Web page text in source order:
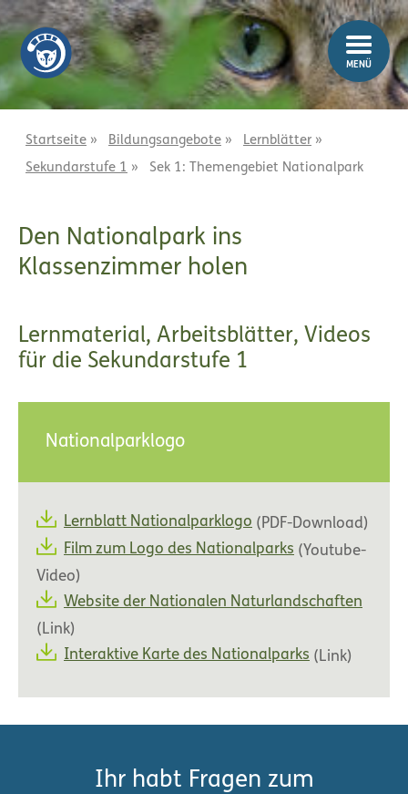
u
I
n
u
H
a
MENÜ
Startseite » Bildungsangebote » Lernblätter »
Sekundarstufe 1 » Sek 1: Themengebiet Nationalpark
Den Nationalpark ins
Klassenzimmer holen
Lernmaterial, Arbeitsblätter, Videos
für die Sekundarstufe 1
Nationalparklogo
Lernblatt Nationalparklogo (PDF-Download)
Film zum Logo des Nationalparks (Youtube-
Video)
Website der Nationalen Naturlandschaften
(Link)
Interaktive Karte des Nationalparks (Link)
Ihr habt Fragen zum